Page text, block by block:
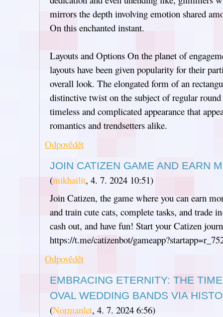
mirrors the depth involving emotion shared
On this enchanted instant.
Layouts and Options On the planet of
layouts have been given popularity for their
overall look. The elongated form of an
distinctive twist on the subject of regular round
timeless and complicated appearance that
romantics and trendsetters alike.
Odpovědět
JOIN CATIZEN GAME AND EARN
(mikhailit, 4. 7. 2024 10:51)
Join Catizen, the game where you can earn
and train cute cats, complete tasks, and trade
cash out, and have fun! Start your Catizen
https://t.me/catizenbot/
Odpovědět
EMBRACING ETERNITY: THE
OVAL WEDDING BANDS VIA
(Normanlet, 4. 7. 2024 6:56)